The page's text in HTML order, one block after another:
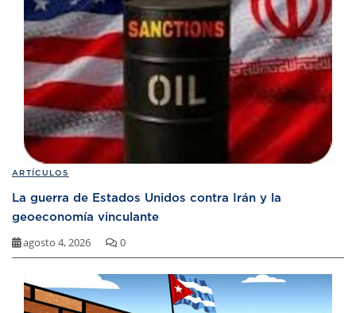
ARTÍCULOS
La guerra de Estados Unidos contra Irán y la
geoeconomía vinculante
agosto 4, 2026 0